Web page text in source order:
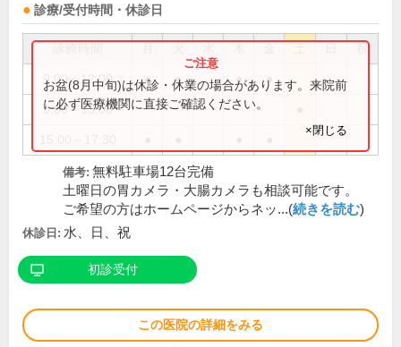
診療/受付時間・休診日
祝
9:00～12:00 ● ● ● ●
9:00～13:00
お盆(8月中旬)は休診・休業の場合があります。来院前
に必ず医療機関に直接ご確認ください。
×閉じる
備考: 無料駐車場12台完備
土曜日の胃カメラ・大腸カメラも相談可能です。
ご希望の方はホームページからネッ...(続きを読む)
休診日: 水、日、祝
初診受付
この医院の詳細をみる